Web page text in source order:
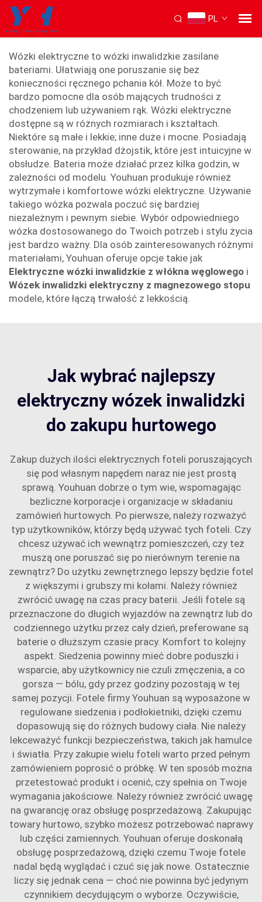
PL
wózek elektryczny
Wózki elektryczne to wózki inwalidzkie zasilane
bateriami. Ułatwiają one poruszanie się bez
konieczności ręcznego pchania kół. Może to być
bardzo pomocne dla osób mających trudności z
chodzeniem lub używaniem rąk. Wózki elektryczne
dostępne są w różnych rozmiarach i kształtach.
Niektóre są małe i lekkie; inne duże i mocne. Posiadają
sterowanie, na przykład dżojstik, które jest intuicyjne w
obsłudze. Bateria może działać przez kilka godzin, w
zależności od modelu. Youhuan produkuje również
wytrzymałe i komfortowe wózki elektryczne. Używanie
takiego wózka pozwala poczuć się bardziej
niezależnym i pewnym siebie. Wybór odpowiedniego
wózka dostosowanego do Twoich potrzeb i stylu życia
jest bardzo ważny. Dla osób zainteresowanych różnymi
materiałami, Youhuan oferuje opcje takie jak
Elektryczne wózki inwalidzkie z włókna węglowego i
Wózek inwalidzki elektryczny z magnezowego stopu
modele, które łączą trwałość z lekkością.
Jak wybrać najlepszy
elektryczny wózek inwalidzki
do zakupu hurtowego
Zakup dużych ilości elektrycznych foteli poruszających
się pod własnym napędem naraz nie jest prostą
sprawą. Youhuan dobrze o tym wie, wspomagając
bezliczne korporacje i organizacje w składaniu
zamówień hurtowych. Po pierwsze, należy rozważyć
typ użytkowników, którzy będą używać tych foteli. Czy
chcesz używać ich wewnątrz pomieszczeń, czy też
muszą one poruszać się po nierównym terenie na
zewnątrz? Do użytku zewnętrznego lepszy będzie fotel
z większymi i grubszy mi kołami. Należy również
zwrócić uwagę na czas pracy baterii. Jeśli fotele są
przeznaczone do długich wyjazdów na zewnątrz lub do
codziennego użytku przez cały dzień, preferowane są
baterie o dłuższym czasie pracy. Komfort to kolejny
aspekt. Siedzenia powinny mieć dobre poduszki i
wsparcie, aby użytkownicy nie czuli zmęczenia, a co
gorsza — bólu, gdy przez godziny pozostają w tej
samej pozycji. Fotele firmy Youhuan są wyposażone w
regulowane siedzenia i podłokietniki, dzięki czemu
dopasowują się do różnych budowy ciała. Nie należy
lekceważyć funkcji bezpieczeństwa, takich jak hamulce
i światła. Przy zakupie wielu foteli warto przed pełnym
zamówieniem poprosić o próbkę. W ten sposób można
przetestować produkt i ocenić, czy spełnia on Twoje
wymagania jakościowe. Należy również zwrócić uwagę
na gwarancję oraz obsługę posprzedażową. Zakupując
towary hurtowo, szybko możesz potrzebować naprawy
lub części zamiennych. Youhuan oferuje doskonałą
obsługę posprzedażową, dzięki czemu Twoje fotele
nadal będą wyglądać i czuć się jak nowe. Ostatecznie
liczy się jednak cena — choć nie powinna być jedynym
czynnikiem decydującym o wyborze. Oczywiście,